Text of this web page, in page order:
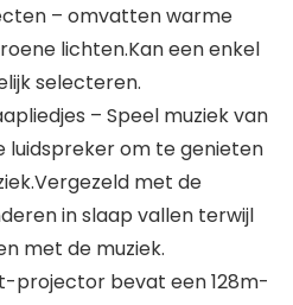
– omvatten warme
lichten.Kan een enkel
selecteren.
– Speel muziek van
luidspreker om te genieten
met de
in slaap vallen terwijl
met de muziek.
projector bevat een 128m-